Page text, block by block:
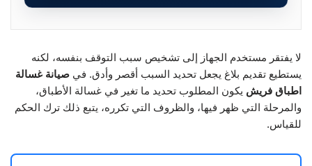
لا يفتقر مستخدم الجهاز إلى تشخيص سبب التوقف بنفسه، لكنه
يستطيع تقديم بلاغ يجعل تحديد السبب أقصر وأدق. في صيانة غسالة
اطباق فريش يكون المطلوب تحديد ما تغير في غسالة الأطباق،
والمرحلة التي ظهر فيها، والظروف التي تكرره، يتبع ذلك ترك الحكم
للقياس.